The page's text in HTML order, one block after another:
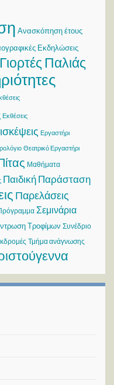
Ανασκόπηση έτους
Εκδηλώσεις
Γιορτές Παλιάς
Εκθέσεις
Εργαστήρι
Θεατρικό Εργαστήρι
Μαθήματα
Παιδική Παράσταση
Παρελάσεις
Σεμινάρια
Τροφίμων Συνέδριο
Τμήμα ανάγνωσης